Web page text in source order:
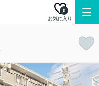
お気に入り
0